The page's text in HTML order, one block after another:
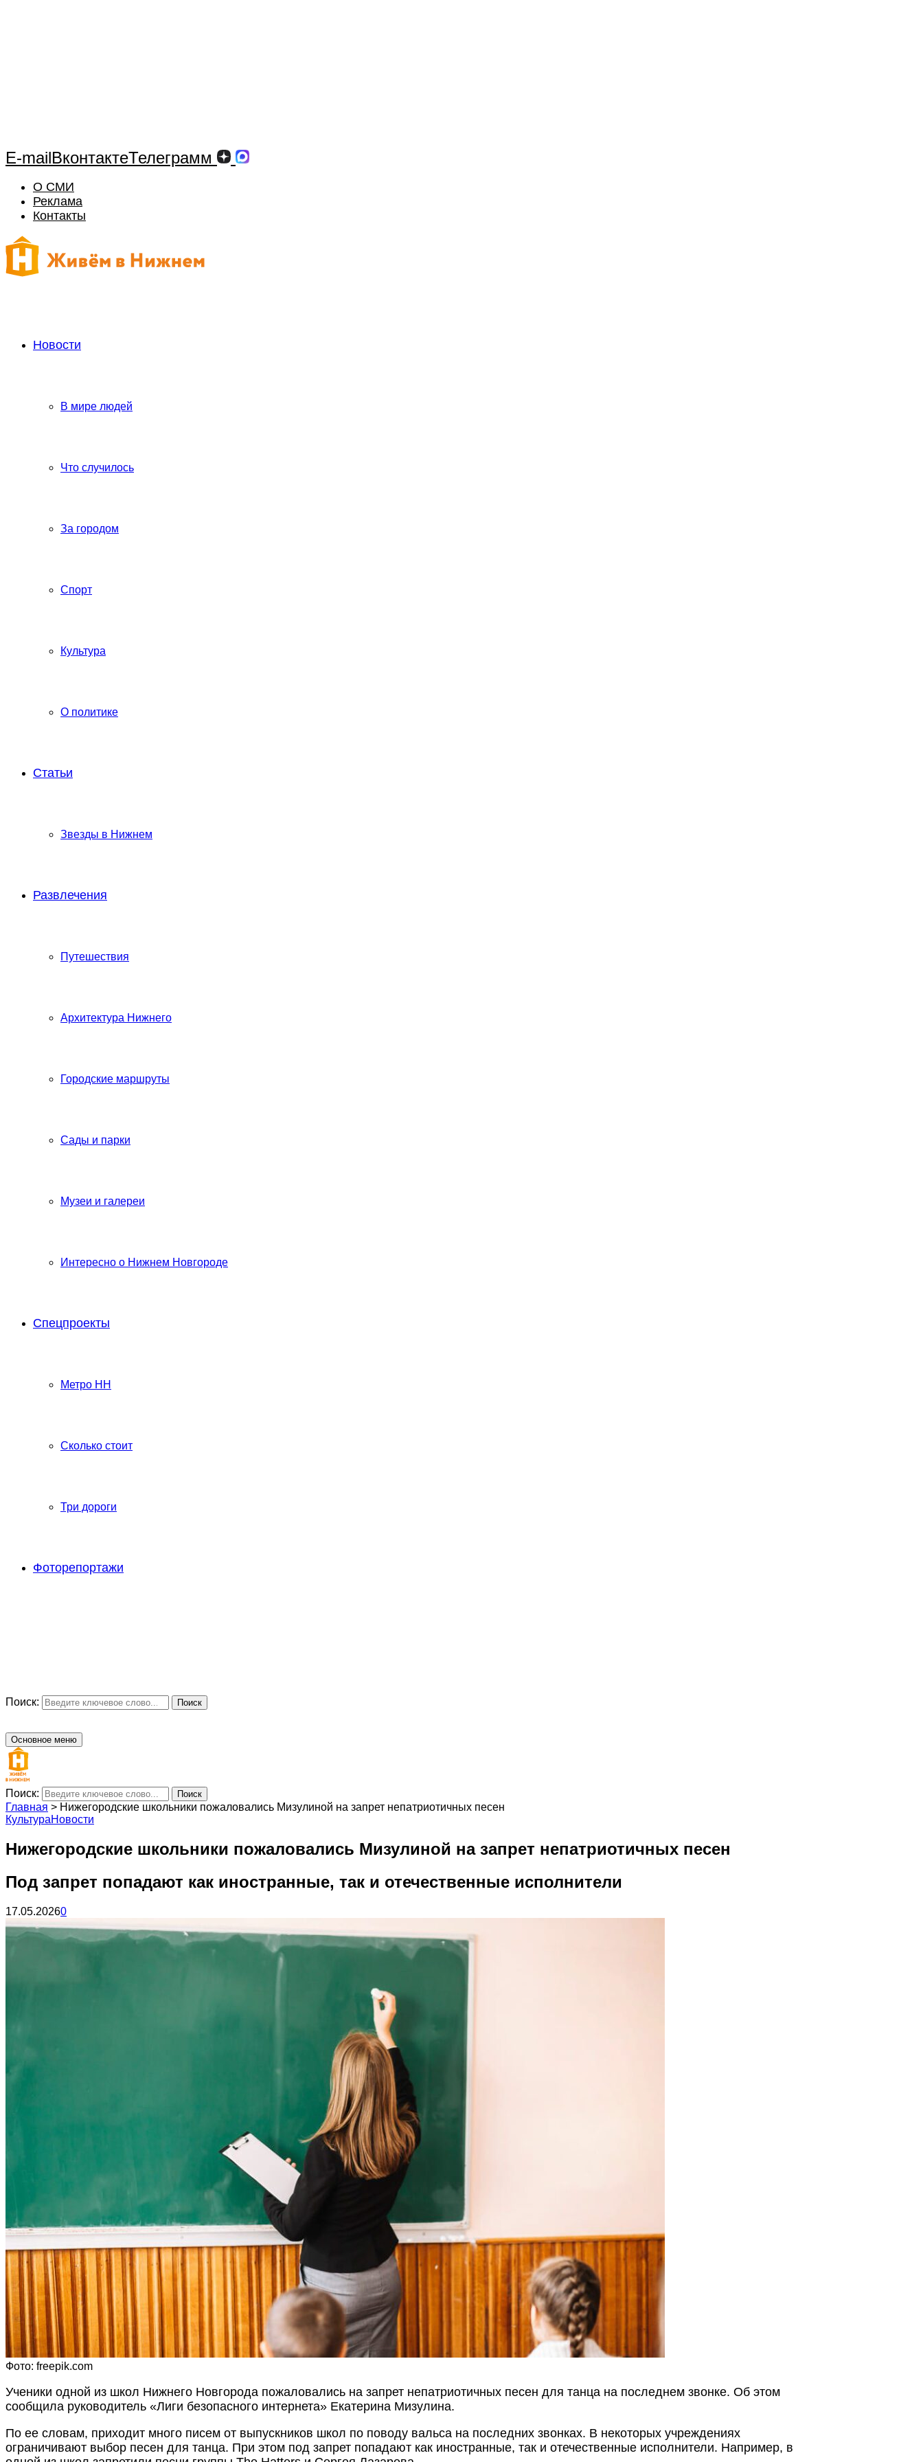
E-mailВконтактеТелеграмм
О СМИ
Реклама
Контакты
Новости
В мире людей
Что случилось
За городом
Спорт
Культура
О политике
Статьи
Звезды в Нижнем
Развлечения
Путешествия
Архитектура Нижнего
Городские маршруты
Сады и парки
Музеи и галереи
Интересно о Нижнем Новгороде
Спецпроекты
Метро НН
Сколько стоит
Три дороги
Фоторепортажи
Поиск: Поиск
Основное меню
Поиск: Поиск
Главная > Нижегородские школьники пожаловались Мизулиной на запрет непатриотичных песен
КультураНовости
Нижегородские школьники пожаловались Мизулиной на запрет непатриотичных песен
Под запрет попадают как иностранные, так и отечественные исполнители
17.05.20260
Фото: freepik.com
Ученики одной из школ Нижнего Новгорода пожаловались на запрет непатриотичных песен для танца на последнем звонке. Об этом
сообщила руководитель «Лиги безопасного интернета» Екатерина Мизулина.
По ее словам, приходит много писем от выпускников школ по поводу вальса на последних звонках. В некоторых учреждениях
ограничивают выбор песен для танца. При этом под запрет попадают как иностранные, так и отечественные исполнители. Например, в